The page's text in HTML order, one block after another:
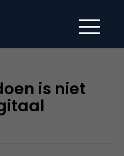
is niet